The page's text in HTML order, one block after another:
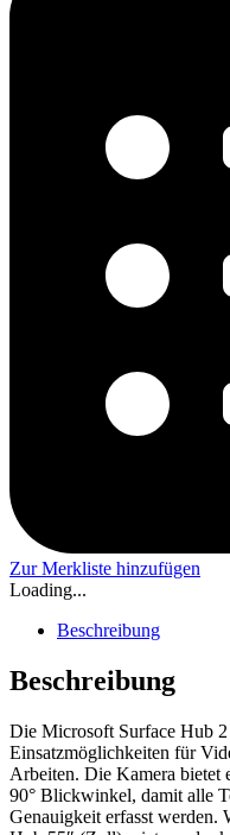
Zur Merkliste hinzufügen
Loading...
Beschreibung
Beschreibung
Die Microsoft Surface Hub
Einsatzmöglichkeiten für
Arbeiten. Die Kamera bietet
90° Blickwinkel, damit alle
Genauigkeit erfasst werden.